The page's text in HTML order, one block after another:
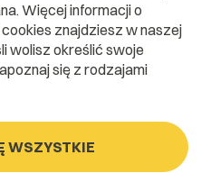
Więcej informacji o
znajdziesz w naszej
wolisz określić swoje
się z rodzajami
WSZYSTKIE